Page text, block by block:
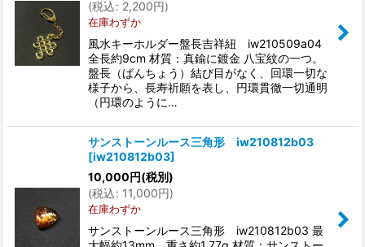
(税込: 2,200円)
在庫わずか
風水キーホルダー盤長吉祥紐 iw210509a04
全長約9cm 材質：真鍮に鍍金 八宝紋の一つ。
盤長（ばんちょう）結び目がなく、回環一切な
様子から、長寿祈願を表し、円環貫徹一切通明
（円環のように…
サンストーンルース三角形 iw210812b03
[iw210812b03]
10,000円(税別)
(税込: 11,000円)
在庫わずか
サンストーンルース三角形 iw210812b03 最